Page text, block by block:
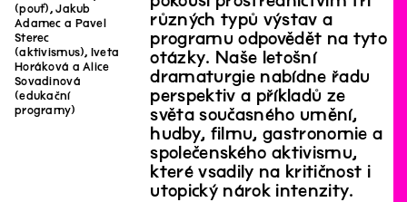
(pouť), Jakub
Adamec a Pavel
Sterec
(aktivismus), Iveta
Horáková a Alice
Sovadinová
(edukační
programy)
různých typů výstav a
programu odpovědět na tyto
otázky. Naše letošní
dramaturgie nabídne řadu
perspektiv a příkladů ze
světa současného umění,
hudby, filmu, gastronomie a
společenského aktivismu,
které vsadily na kritičnost i
utopický nárok intenzity.